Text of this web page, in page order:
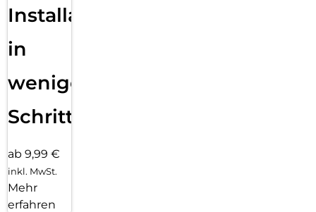
Installation
in
wenigen
Schritten
ab 9,99 €
inkl. MwSt.
Mehr
erfahren